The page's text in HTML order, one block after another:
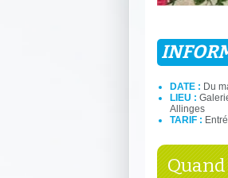
DATE : Du
LIEU :
Allinges
TARIF :
Quand